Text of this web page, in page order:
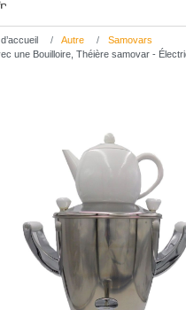
Autre
Samovars
une Bouilloire, Théière samovar -